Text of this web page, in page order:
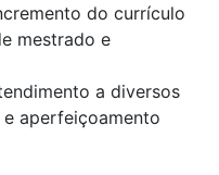
do currículo
mestrado e
a diversos
aperfeiçoamento